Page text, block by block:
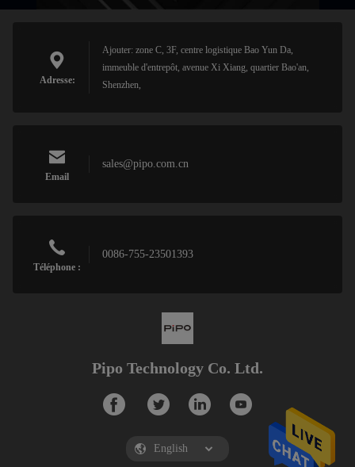
Adresse:
Ajouter: zone C, 3F, centre logistique Bao Yun Da,
immeuble d'entrepôt, avenue Xi Xiang, quartier Bao'an,
Shenzhen,
Email
sales@pipo.com.cn
Téléphone :
0086-755-23501393
Pipo Technology Co. Ltd.